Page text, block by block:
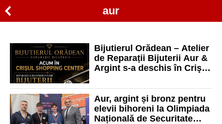
aur
Bijutierul Orădean – Atelier
de Reparații Bijuterii Aur &
Argint s-a deschis în Crişul
Aur, argint și bronz pentru
elevii bihoreni la Olimpiada
Națională de Securitate